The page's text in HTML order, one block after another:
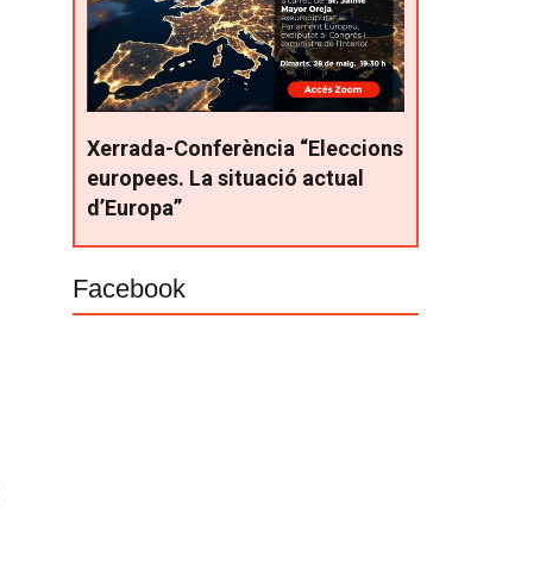
Xerrada-Conferència “Eleccions
europees. La situació actual
d’Europa”
Facebook